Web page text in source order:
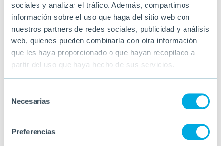
sociales y analizar el tráfico. Además, compartimos
información sobre el uso que haga del sitio web con
nuestros partners de redes sociales, publicidad y análisis
web, quienes pueden combinarla con otra información
que les haya proporcionado o que hayan recopilado a
partir del uso que haya hecho de sus servicios.
Necesarias
Preferencias